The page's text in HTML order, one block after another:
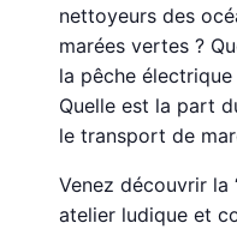
nettoyeurs des
marées vertes ?
la pêche
Quelle est la part
le transport de
Venez découvrir la
atelier ludique et